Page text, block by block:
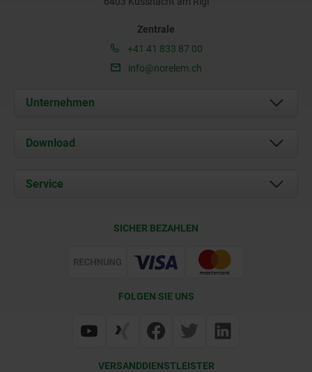
Zentrale
+41 41 833 87 00
info@norelem.ch
Unternehmen
Über uns
Kontakt
Download
Service
SICHER BEZAHLEN
FOLGEN SIE UNS
VERSANDDIENSTLEISTER